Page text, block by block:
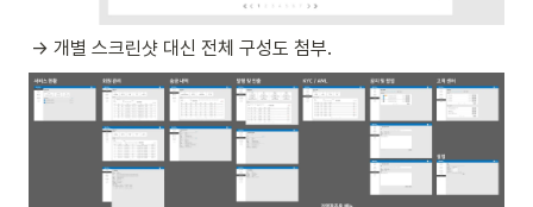
→ 개별 스크린샷 대신 전체 구성도 첨부.